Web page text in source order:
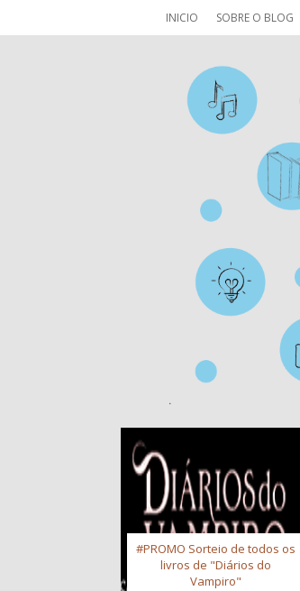
INICIO SOBRE O BLOG
#PROMO Sorteio de todos os
livros de "Diários do
Vampiro"